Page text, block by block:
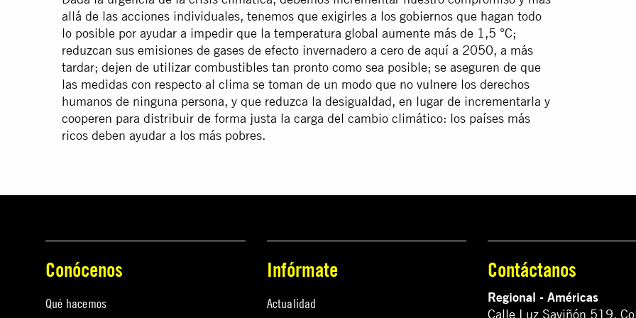
allá de las acciones individuales, tenemos que exigirles a los gobiernos que hagan todo
lo posible por ayudar a impedir que la temperatura global aumente más de 1,5 °C;
reduzcan sus emisiones de gases de efecto invernadero a cero de aquí a 2050, a más
tardar; dejen de utilizar combustibles tan pronto como sea posible; se aseguren de que
las medidas con respecto al clima se toman de un modo que no vulnere los derechos
humanos de ninguna persona, y que reduzca la desigualdad, en lugar de incrementarla y
cooperen para distribuir de forma justa la carga del cambio climático: los países más
ricos deben ayudar a los más pobres.
Conócenos
Qué hacemos
Infórmate
Actualidad
Contáctanos
Regional - Américas
Calle Luz Saviñón 519,